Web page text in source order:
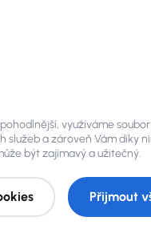
AURES
využíváme
služeb a zároveň Vám díky
být zajímavý a užitečný.
Přijmout